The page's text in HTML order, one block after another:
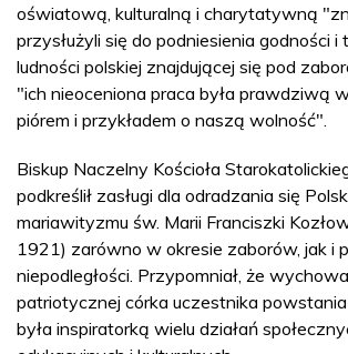
oświatową, kulturalną i charytatywną
przysłużyli się do podniesienia godności i
ludności polskiej znajdującej się pod
"ich nieoceniona praca była prawdziwą
piórem i przykładem o naszą wolność".
Biskup Naczelny Kościoła
podkreślił zasługi dla odradzania się
mariawityzmu św. Marii Franciszki
1921) zarówno w okresie zaborów, jak i
niepodległości. Przypomniał, że
patriotycznej córka uczestnika
była inspiratorką wielu działań